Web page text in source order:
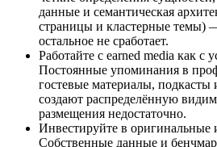
данные и семантическая
страницы и кластерные темы)
остальное не сработает.
Работайте с earned media как с
Постоянные упоминания в
гостевые материалы, подкасты
создают распределённую
размещения недостаточно.
Инвестируйте в оригинальные
Собственные данные и